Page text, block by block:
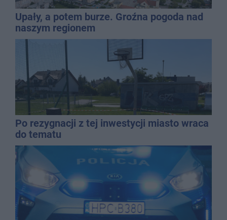
Upały, a potem burze. Groźna pogoda nad
naszym regionem
Po rezygnacji z tej inwestycji miasto wraca
do tematu